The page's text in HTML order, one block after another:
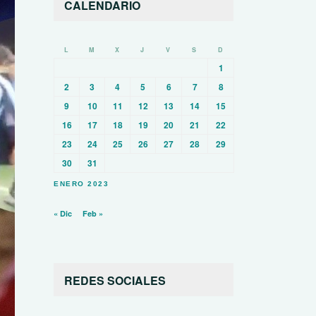
CALENDARIO
ENERO 2023
L M X J V S D
1
2
3 4 5 6 7
8
9
10 11 12 13 14
15
16
17 18 19 20 21
22
23
24 25 26 27 28
29
30
31
« Dic Feb »
REDES SOCIALES